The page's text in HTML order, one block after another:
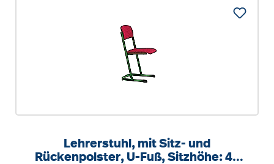
Lehrerstuhl, mit Sitz- und
Rückenpolster, U-Fuß, Sitzhöhe: 46